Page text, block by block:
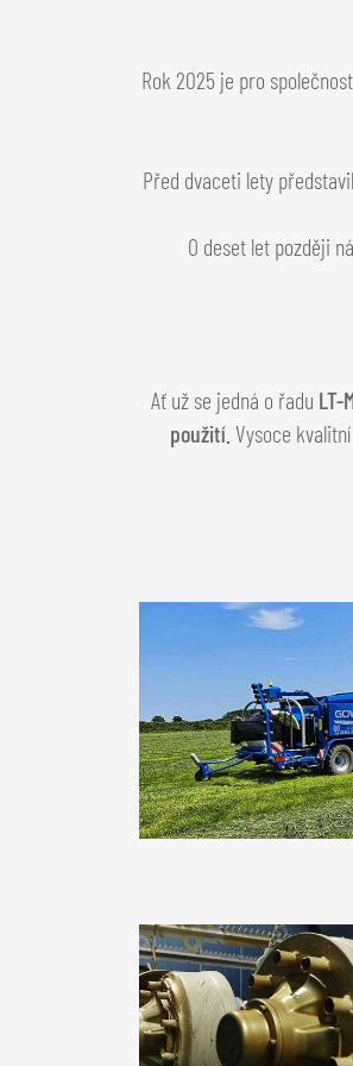
Rok 2025 je pro
Před dvaceti lety
O deset let později
Ať už se jedná o řadu LT-
použití. Vysoce